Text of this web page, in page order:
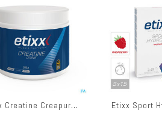
Etixx Creatine Creapure Pdr Pot 300g